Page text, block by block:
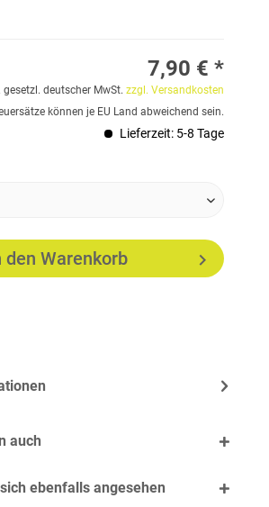
7,90 € *
gesetzl. deutscher MwSt. zzgl. Versandkosten
können je EU Land abweichend sein.
Lieferzeit: 5-8 Tage
den Warenkorb
auch
ebenfalls angesehen